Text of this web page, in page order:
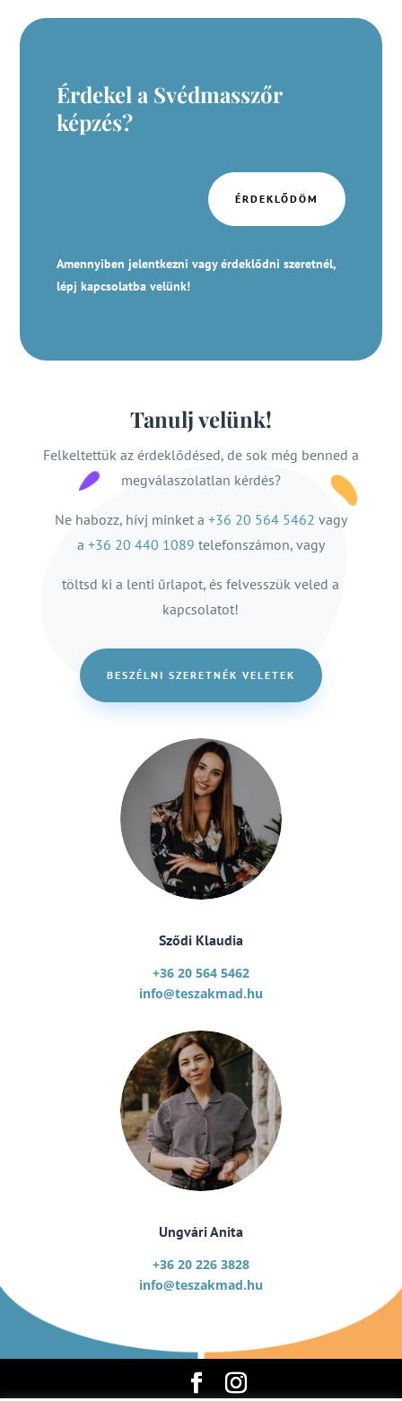
Érdekel a Svédmasszőr
képzés?
ÉRDEKLŐDÖM
Amennyiben jelentkezni vagy érdeklődni szeretnél,
lépj kapcsolatba velünk!
Tanulj velünk!
Felkeltettük az érdeklődésed, de sok még benned a
megválaszolatlan kérdés?
Ne habozz, hívj minket a +36 20 564 5462 vagy
a +36 20 440 1089 telefonszámon, vagy
töltsd ki a lenti űrlapot, és felvesszük veled a
kapcsolatot!
BESZÉLNI SZERETNÉK VELETEK
Sződi Klaudia
+36 20 564 5462
info@teszakmad.hu
Ungvári Anita
+36 20 226 3828
info@teszakmad.hu